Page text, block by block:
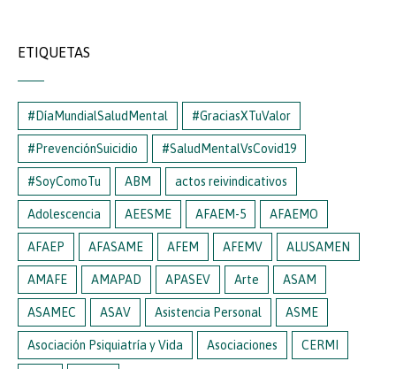
ETIQUETAS
#DíaMundialSaludMental #GraciasXTuValor
#PrevenciónSuicidio #SaludMentalVsCovid19
#SoyComoTu ABM actos reivindicativos
Adolescencia AEESME AFAEM-5 AFAEMO
AFAEP AFASAME AFEM AFEMV ALUSAMEN
AMAFE AMAPAD APASEV Arte ASAM
ASAMEC ASAV Asistencia Personal ASME
Asociación Psiquiatría y Vida Asociaciones CERMI